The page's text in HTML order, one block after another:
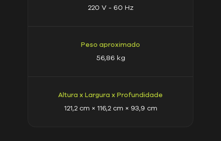
220 V - 60 Hz
Peso aproximado
56,86 kg
Altura x Largura x Profundidade
121,2 cm × 116,2 cm × 93,9 cm